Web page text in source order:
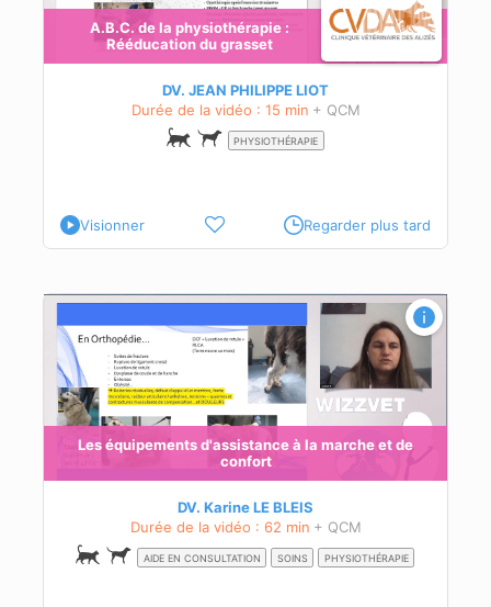
A.B.C. de la physiothérapie :
Rééducation du grasset
DV. JEAN PHILIPPE LIOT
Durée de la vidéo : 15 min + QCM
PHYSIOTHÉRAPIE
Visionner Regarder plus tard
Les équipements d'assistance à la marche et de
confort
DV. Karine LE BLEIS
Durée de la vidéo : 62 min + QCM
AIDE EN CONSULTATION SOINS PHYSIOTHÉRAPIE